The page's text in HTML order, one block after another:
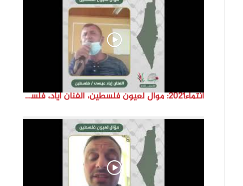
انتماء2021: موال لعيون فلسطين، الفنان اياد، فلسطين